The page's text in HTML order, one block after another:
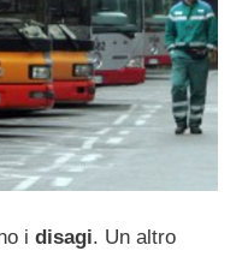
i disagi. Un altro